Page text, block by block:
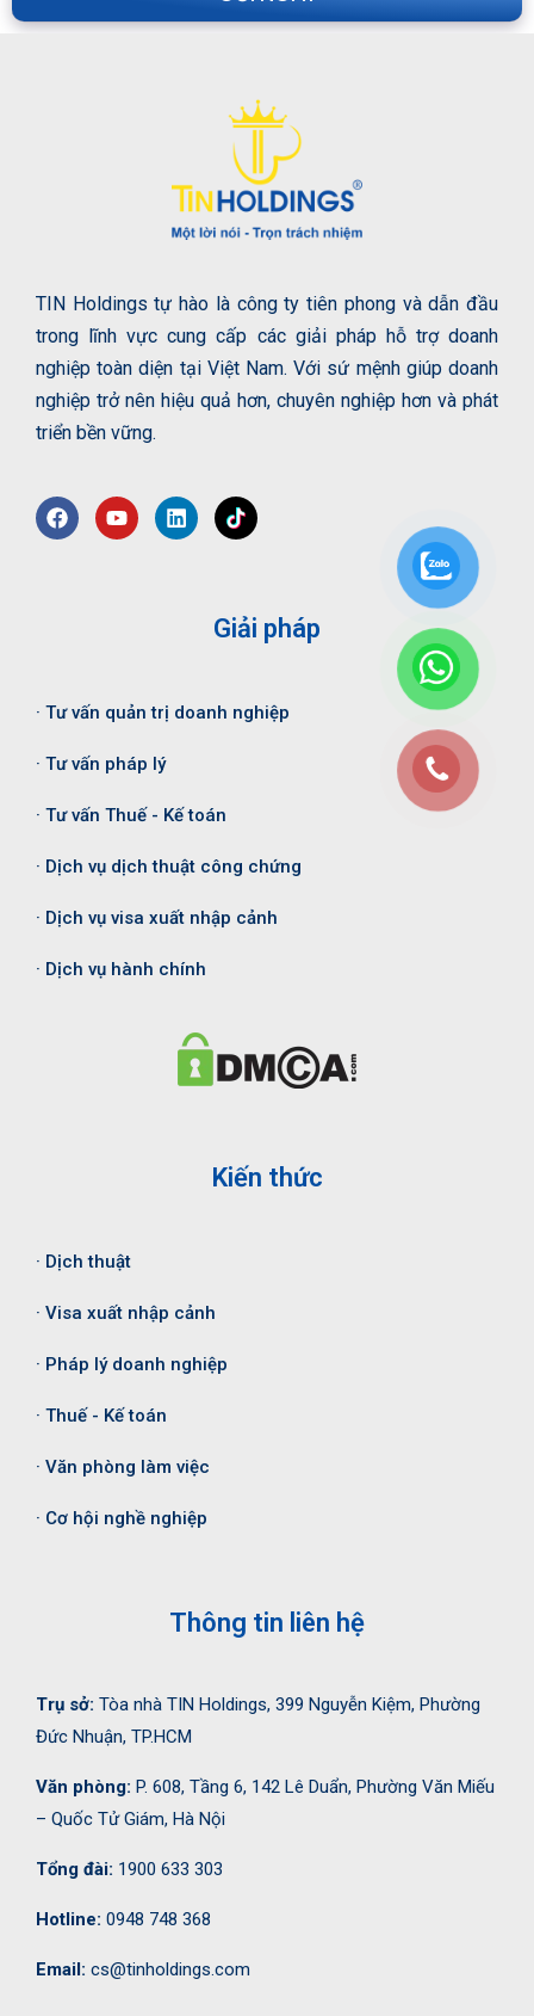
TIN Holdings tự hào là công ty tiên phong và dẫn đầu
trong lĩnh vực cung cấp các giải pháp hỗ trợ doanh
nghiệp toàn diện tại Việt Nam. Với sứ mệnh giúp doanh
nghiệp trở nên hiệu quả hơn, chuyên nghiệp hơn và phát
triển bền vững.
Giải pháp
· Tư vấn quản trị doanh nghiệp
· Tư vấn pháp lý
· Tư vấn Thuế - Kế toán
· Dịch vụ dịch thuật công chứng
· Dịch vụ visa xuất nhập cảnh
· Dịch vụ hành chính
Kiến thức
· Dịch thuật
· Visa xuất nhập cảnh
· Pháp lý doanh nghiệp
· Thuế - Kế toán
· Văn phòng làm việc
· Cơ hội nghề nghiệp
Thông tin liên hệ
Trụ sở: Tòa nhà TIN Holdings, 399 Nguyễn Kiệm, Phường
Đức Nhuận, TP.HCM
Văn phòng: P. 608, Tầng 6, 142 Lê Duẩn, Phường Văn Miếu
– Quốc Tử Giám, Hà Nội
Tổng đài: 1900 633 303
Hotline: 0948 748 368
Email: cs@tinholdings.com